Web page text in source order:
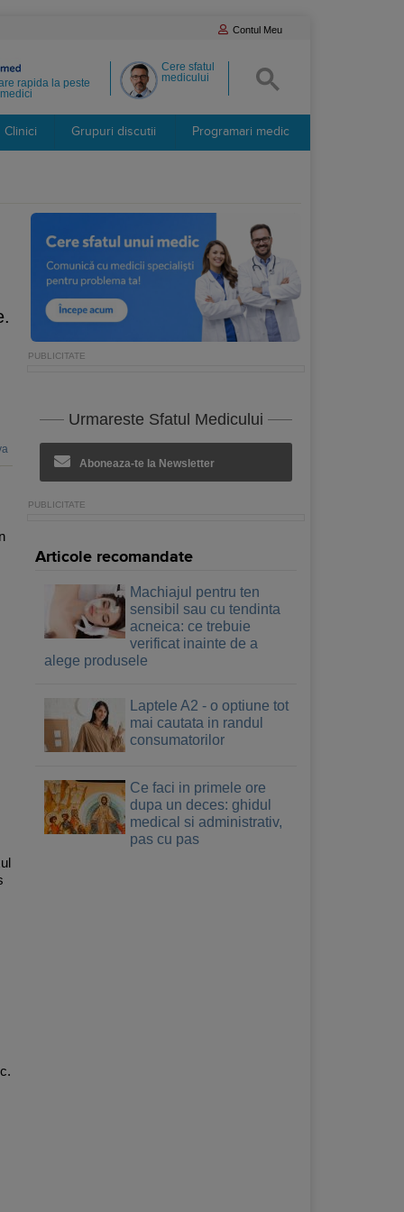
Contul Meu
Cere sfatul
medicului
rapida la peste
Clinici Grupuri discutii Programari medic
Urmareste Sfatul Medicului
Aboneaza-te la Newsletter
Articole recomandate
Machiajul pentru ten
sensibil sau cu tendinta
acneica: ce trebuie
verificat inainte de a
alege produsele
Laptele A2 - o optiune tot
mai cautata in randul
consumatorilor
Ce faci in primele ore
dupa un deces: ghidul
medical si administrativ,
pas cu pas